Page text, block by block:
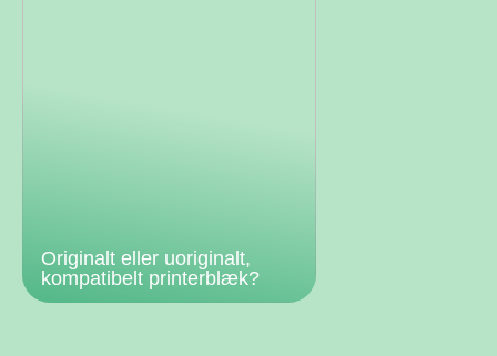
Originalt eller uoriginalt,
kompatibelt printerblæk?